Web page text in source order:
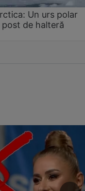
Un urs polar
de halteră